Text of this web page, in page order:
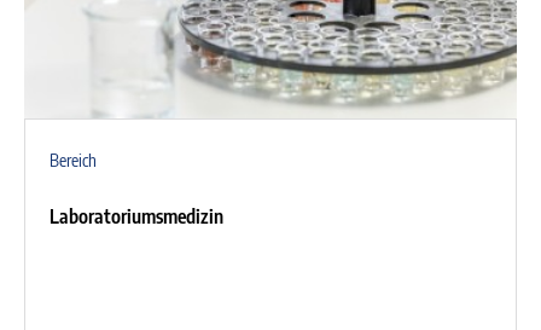
Bereich
Laboratoriumsmedizin